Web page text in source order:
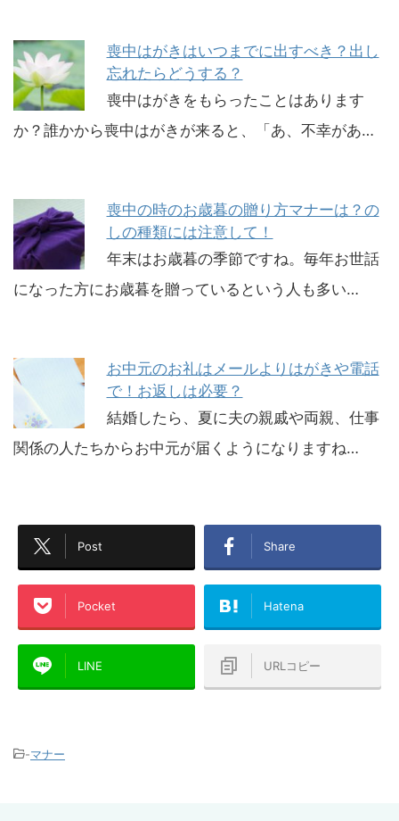
喪中はがきはいつまでに出すべき？出し
忘れたらどうする？
喪中はがきをもらったことはあります
か？誰かから喪中はがきが来ると、「あ、不幸があ…
喪中の時のお歳暮の贈り方マナーは？の
しの種類には注意して！
年末はお歳暮の季節ですね。毎年お世話
になった方にお歳暮を贈っているという人も多い…
お中元のお礼はメールよりはがきや電話
で！お返しは必要？
結婚したら、夏に夫の親戚や両親、仕事
関係の人たちからお中元が届くようになりますね…
Post Share
Pocket Hatena
LINE URLコピー
-マナー